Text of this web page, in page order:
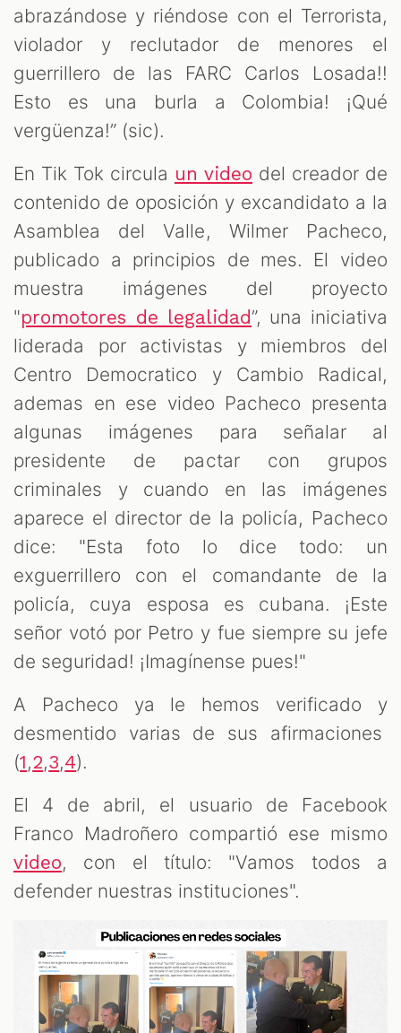
abrazándose y riéndose con el Terrorista,
violador y reclutador de menores el
guerrillero de las FARC Carlos Losada!!
Esto es una burla a Colombia! ¡Qué
vergüenza!” (sic).
En Tik Tok circula un video del creador de
contenido de oposición y excandidato a la
Asamblea del Valle, Wilmer Pacheco,
publicado a principios de mes. El video
muestra imágenes del proyecto
"promotores de legalidad”, una iniciativa
liderada por activistas y miembros del
Centro Democratico y Cambio Radical,
ademas en ese video Pacheco presenta
algunas imágenes para señalar al
presidente de pactar con grupos
criminales y cuando en las imágenes
aparece el director de la policía, Pacheco
dice: "Esta foto lo dice todo: un
exguerrillero con el comandante de la
policía, cuya esposa es cubana. ¡Este
señor votó por Petro y fue siempre su jefe
de seguridad! ¡Imagínense pues!"
A Pacheco ya le hemos verificado y
desmentido varias de sus afirmaciones
(1,2,3,4).
El 4 de abril, el usuario de Facebook
Franco Madroñero compartió ese mismo
video, con el título: "Vamos todos a
defender nuestras instituciones".